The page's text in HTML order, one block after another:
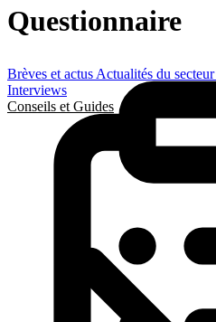
Brèves et actus Actualités du secteur
Interviews
Conseils et Guides
Questionnaire